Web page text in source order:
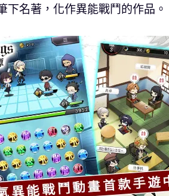
下名著，化作異能戰鬥的作品。